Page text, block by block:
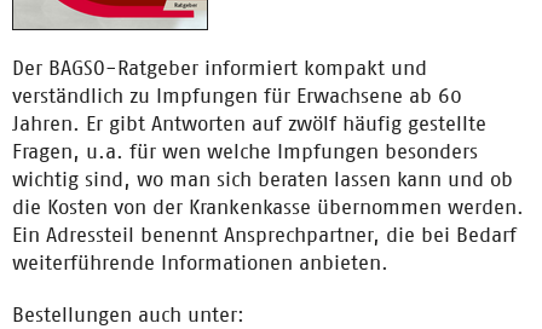
Der BAGSO-Ratgeber informiert kompakt und
verständlich zu Impfungen für Erwachsene ab 60
Jahren. Er gibt Antworten auf zwölf häufig gestellte
Fragen, u.a. für wen welche Impfungen besonders
wichtig sind, wo man sich beraten lassen kann und ob
die Kosten von der Krankenkasse übernommen werden.
Ein Adressteil benennt Ansprechpartner, die bei Bedarf
weiterführende Informationen anbieten.
Bestellungen auch unter: